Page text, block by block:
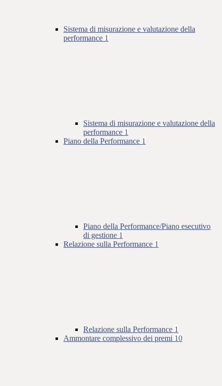
Sistema di misurazione e valutazione della
performance 1
Sistema di misurazione e valutazione della
performance 1
Piano della Performance 1
Piano della Performance/Piano esecutivo
di gestione 1
Relazione sulla Performance 1
Relazione sulla Performance 1
Ammontare complessivo dei premi 10